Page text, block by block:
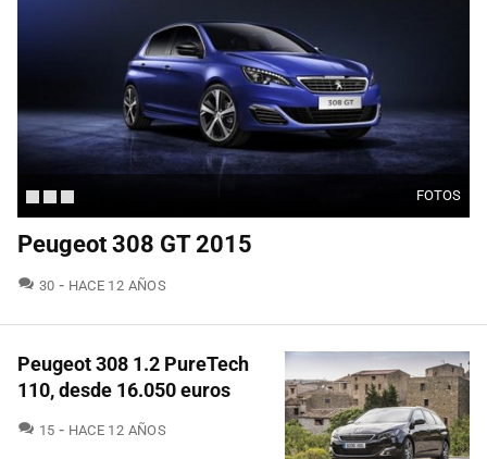
FOTOS
Peugeot 308 GT 2015
30 COMENTARIOS
HACE 12 AÑOS
Peugeot 308 1.2 PureTech
110, desde 16.050 euros
15 COMENTARIOS
HACE 12 AÑOS